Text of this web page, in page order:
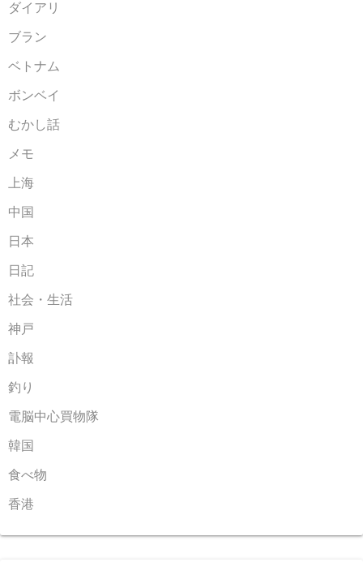
ダイアリ
ブラン
ベトナム
ボンベイ
むかし話
メモ
上海
中国
日本
日記
社会・生活
神戸
訃報
釣り
電脳中心買物隊
韓国
食べ物
香港